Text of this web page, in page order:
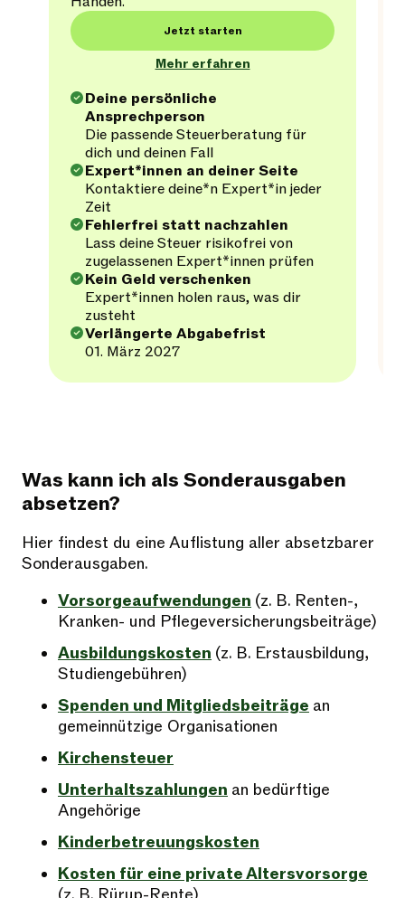
Jetzt starten
Mehr erfahren
Deine persönliche
Ansprechperson
Die passende Steuerberatung für
dich und deinen Fall
Expert*innen an deiner Seite
Kontaktiere deine*n Expert*in jeder
Zeit
Fehlerfrei statt nachzahlen
Lass deine Steuer risikofrei von
zugelassenen Expert*innen prüfen
Kein Geld verschenken
Expert*innen holen raus, was dir
zusteht
Verlängerte Abgabefrist
01. März 2027
Was kann ich als Sonderausgaben
absetzen?
Hier findest du eine Auflistung aller absetzbarer
Sonderausgaben.
Vorsorgeaufwendungen (z. B. Renten-,
Kranken- und Pflegeversicherungsbeiträge)
Ausbildungskosten (z. B. Erstausbildung,
Studiengebühren)
Spenden und Mitgliedsbeiträge an
gemeinnützige Organisationen
Kirchensteuer
Unterhaltszahlungen an bedürftige
Angehörige
Kinderbetreuungskosten
Kosten für eine private Altersvorsorge